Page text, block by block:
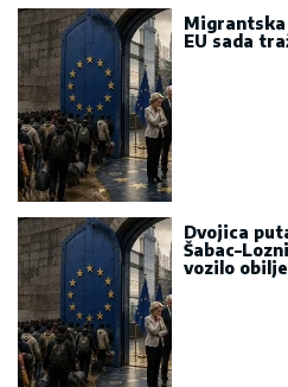
EU sada
Dvojica
vozilo